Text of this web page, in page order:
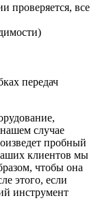
проверяется, все
передач
случае
пробный
клиентов мы
чтобы она
этого, если
инструмент